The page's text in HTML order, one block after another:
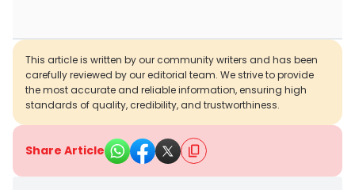
This article is written by our community writers and has been
carefully reviewed by our editorial team. We strive to provide
the most accurate and reliable information, ensuring high
standards of quality, credibility, and trustworthiness.
Share Article